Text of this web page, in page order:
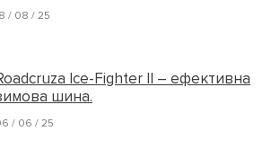
/ 08 / 25
Ice-Fighter II – ефективна
шина.
/ 06 / 25